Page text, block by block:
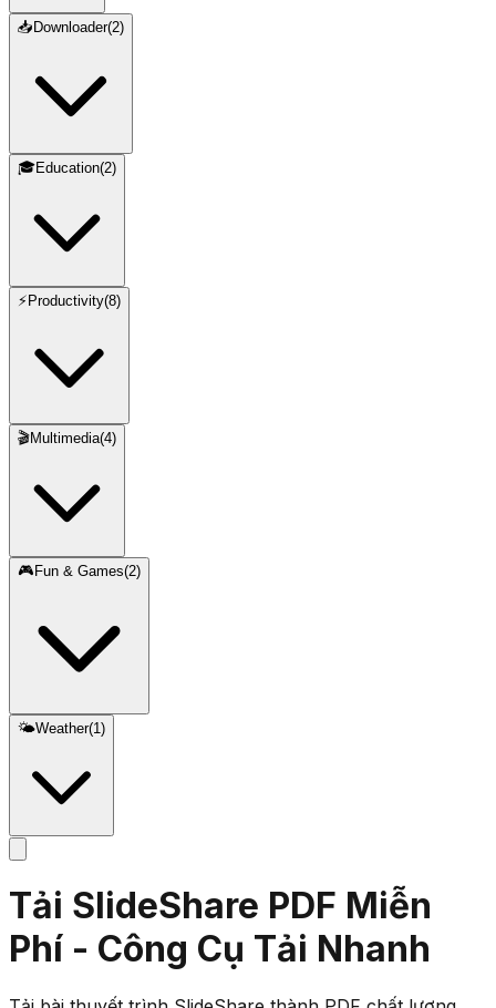
📥 Downloader(2)
🎓Education(2)
⚡ Productivity(8)
🎬Multimedia(4)
🎮 Fun & Games(2)
🌤️Weather(1)
Tải SlideShare PDF Miễn
Phí - Công Cụ Tải Nhanh